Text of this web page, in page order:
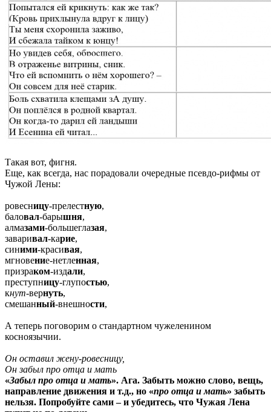
Такая вот, фигня.
Еще, как всегда, нас порадовали очередные псевдо-рифмы от
Чужой Лены:
ровесницу-прелестную,
баловал-барышня,
алмазами-большеглазая,
заваривал-карие,
синими-красивая,
мгновение-нетленная,
призраком-издали,
преступницу-глупостью,
кнут-вернуть,
смешанный-внешности,
А теперь поговорим о стандартном чужеленином
косноязычии.
Он оставил жену-ровесницу,
Он забыл про отца и мать
«Забыл про отца и мать». Ага. Забыть можно слово, вещь,
направление движения и т.д., но «про отца и мать» забыть
нельзя. Попробуйте сами – и убедитесь, что Чужая Лена